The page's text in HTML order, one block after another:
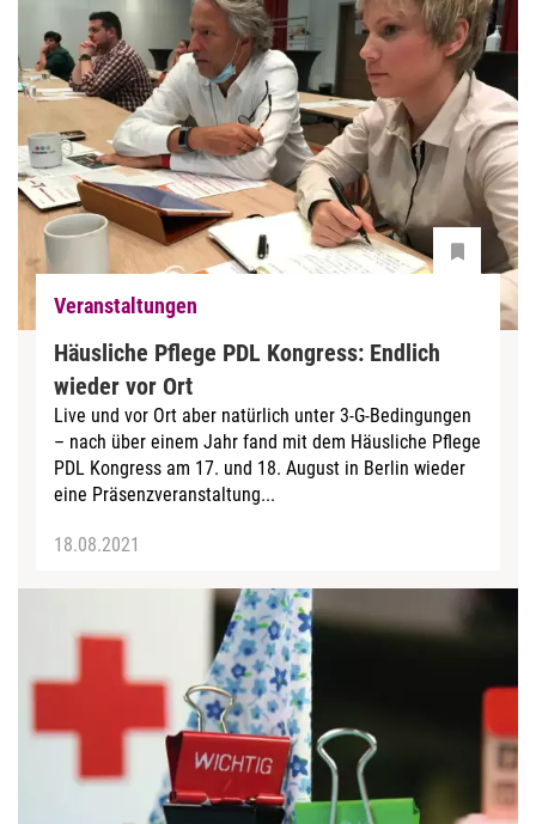
Veranstaltungen
Häusliche Pflege PDL Kongress: Endlich
wieder vor Ort
Live und vor Ort aber natürlich unter 3-G-Bedingungen
– nach über einem Jahr fand mit dem Häusliche Pflege
PDL Kongress am 17. und 18. August in Berlin wieder
eine Präsenzveranstaltung...
18.08.2021